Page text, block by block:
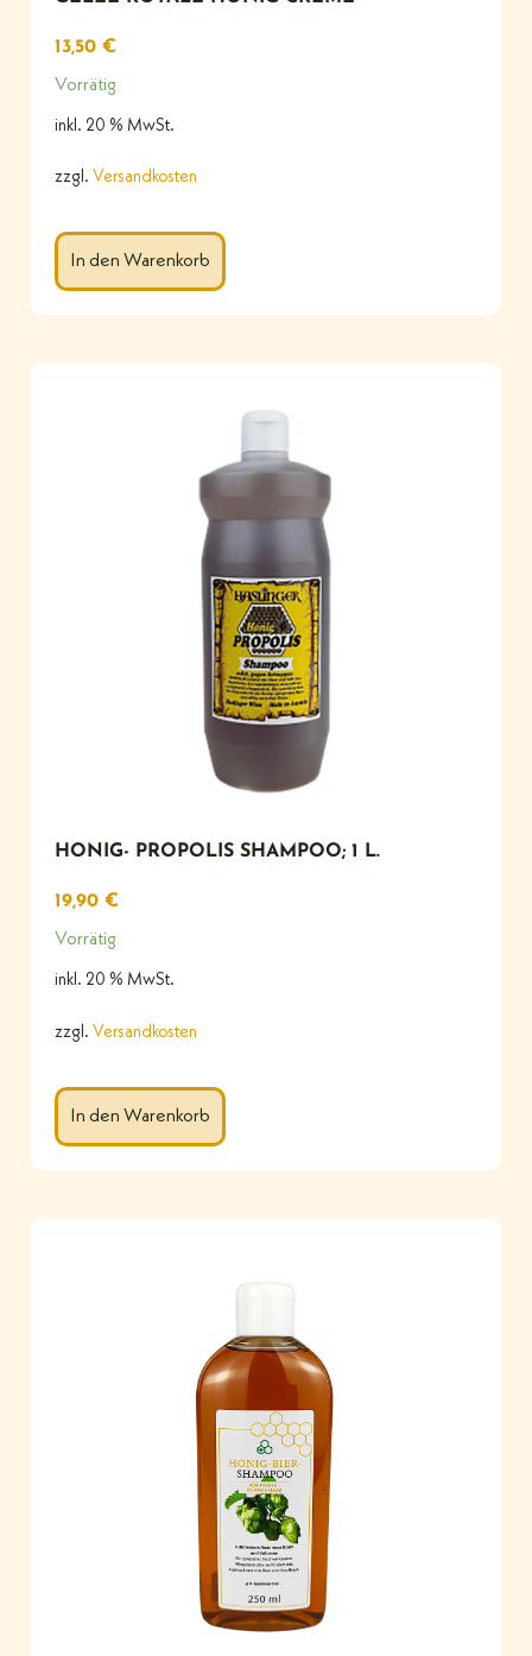
13,50 €
Vorrätig
inkl. 20 % MwSt.
zzgl. Versandkosten
In den Warenkorb
HONIG- PROPOLIS SHAMPOO; 1 L.
19,90 €
Vorrätig
inkl. 20 % MwSt.
zzgl. Versandkosten
In den Warenkorb